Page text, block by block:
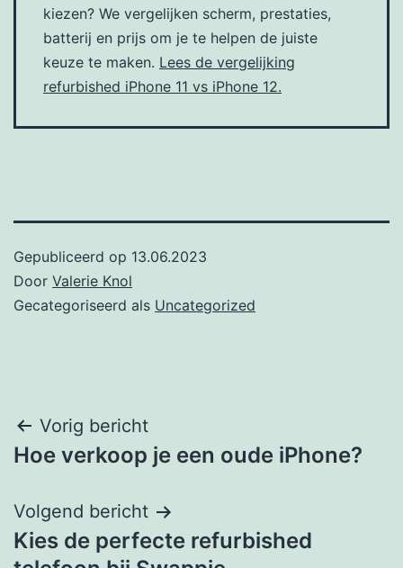
kiezen? We vergelijken scherm, prestaties,
batterij en prijs om je te helpen de juiste
keuze te maken. Lees de vergelijking
refurbished iPhone 11 vs iPhone 12.
Gepubliceerd op 13.06.2023
Door Valerie Knol
Gecategoriseerd als Uncategorized
Post
navigation
Vorig bericht
Hoe verkoop je een oude iPhone?
Volgend bericht
Kies de perfecte refurbished